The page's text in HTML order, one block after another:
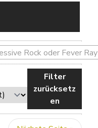
Rock oder Fever Ray
Filter
zurücksetz
en